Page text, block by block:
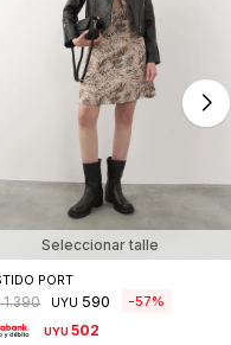
Seleccionar talle
PORT
1.390 UYU 590 57
UYU 502